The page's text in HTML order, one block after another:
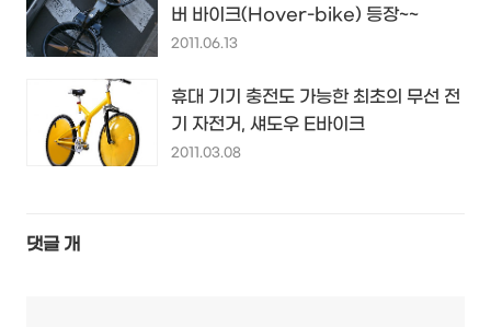
버 바이크(Hover-bike) 등장~~
2011.06.13
휴대 기기 충전도 가능한 최초의 무선 전
기 자전거, 섀도우 E바이크
2011.03.08
댓글 개